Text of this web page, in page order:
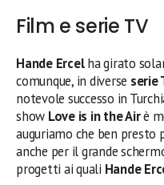
Film e serie TV
Hande Ercelha girato
comunque, in diverse serie
notevole successo in
show Love is in the Airè
auguriamo che ben
anche per il grande
progetti ai quali Hande